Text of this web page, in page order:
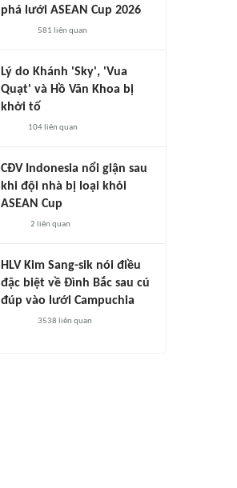
phá lưới ASEAN Cup 2026
581 liên quan
Lý do Khánh 'Sky', 'Vua
Quạt' và Hồ Văn Khoa bị
khởi tố
104liên quan
CĐV Indonesia nổi giận sau
khi đội nhà bị loại khỏi
ASEAN Cup
2 liên quan
HLV Kim Sang-sik nói điều
đặc biệt về Đình Bắc sau cú
đúp vào lưới Campuchia
3538 liên quan